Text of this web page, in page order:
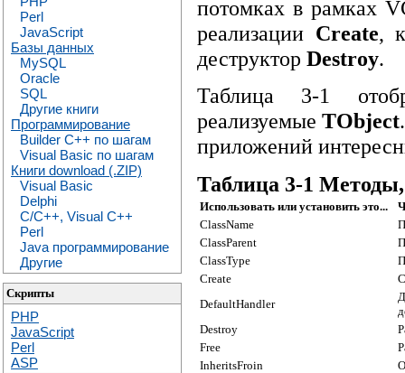
Perl
JavaScript
Базы данных
MySQL
Oracle
SQL
Другие книги
Программирование
Builder C++ по шагам
Visual Basic по шагам
Книги download (.ZIP)
Visual Basic
Delphi
C/C++, Visual C++
Perl
Java программирование
Другие
Скрипты
PHP
JavaScript
Perl
ASP
потомках в рамках
реализации Create,
деструктор Destroy.
Таблица 3-1
реализуемыеTObject
приложений
Таблица 3-1
Использовать или установить это...
ClassName
ClassParent
ClassType
Create
DefaultHandler
Destroy
Free
InheritsFroin